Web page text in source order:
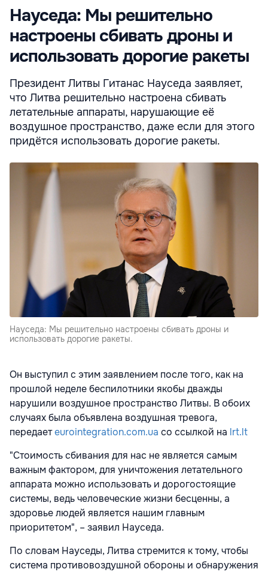
Науседа: Мы решительно
настроены сбивать дроны и
использовать дорогие ракеты
Президент Литвы Гитанас Науседа заявляет,
что Литва решительно настроена сбивать
летательные аппараты, нарушающие её
воздушное пространство, даже если для этого
придётся использовать дорогие ракеты.
Науседа: Мы решительно настроены сбивать дроны и
использовать дорогие ракеты.
Он выступил с этим заявлением после того, как на
прошлой неделе беспилотники якобы дважды
нарушили воздушное пространство Литвы. В обоих
случаях была объявлена воздушная тревога,
передаетeurointegration.com.ua со ссылкой на lrt.lt
"Стоимость сбивания для нас не является самым
важным фактором, для уничтожения летательного
аппарата можно использовать и дорогостоящие
системы, ведь человеческие жизни бесценны, а
здоровье людей является нашим главным
приоритетом", – заявил Науседа.
По словам Науседы, Литва стремится к тому, чтобы
система противовоздушной обороны и обнаружения